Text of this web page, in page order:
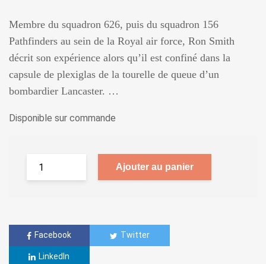
Membre du squadron 626, puis du squadron 156
Pathfinders au sein de la Royal air force, Ron Smith
décrit son expérience alors qu’il est confiné dans la
capsule de plexiglas de la tourelle de queue d’un
bombardier Lancaster. …
Disponible sur commande
Ajouter au panier
Facebook Twitter
LinkedIn